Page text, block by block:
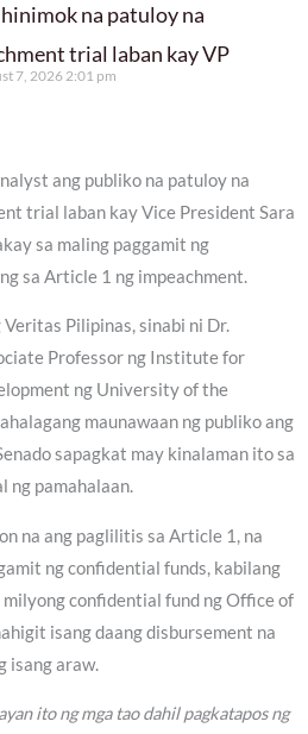
na patuloy na
trial laban kay VP
7, 2026 2:01 pm
ang publiko na patuloy na
trial laban kay Vice President Sara
sa maling paggamit ng
sa Article 1 ng impeachment.
Pilipinas, sinabi ni Dr.
Professor ng Institute for
ng University of the
maunawaan ng publiko ang
sapagkat may kinalaman ito sa
ng pamahalaan.
na ang paglilitis sa Article 1, na
ng confidential funds, kabilang
confidential fund ng Office of
isang daang disbursement na
isang araw.
ito ng mga tao dahil pagkatapos ng